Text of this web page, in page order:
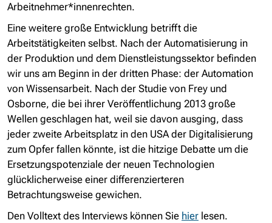
Arbeitnehmer*innenrechten.
Eine weitere große Entwicklung betrifft die
Arbeitstätigkeiten selbst. Nach der Automatisierung in
der Produktion und dem Dienstleistungssektor befinden
wir uns am Beginn in der dritten Phase: der Automation
von Wissensarbeit. Nach der Studie von Frey und
Osborne, die bei ihrer Veröffentlichung 2013 große
Wellen geschlagen hat, weil sie davon ausging, dass
jeder zweite Arbeitsplatz in den USA der Digitalisierung
zum Opfer fallen könnte, ist die hitzige Debatte um die
Ersetzungspotenziale der neuen Technologien
glücklicherweise einer differenzierteren
Betrachtungsweise gewichen.
Den Volltext des Interviews können Sie hier lesen.